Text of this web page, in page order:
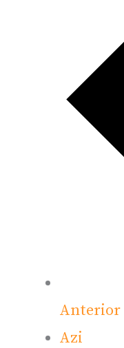
Anterior
Azi